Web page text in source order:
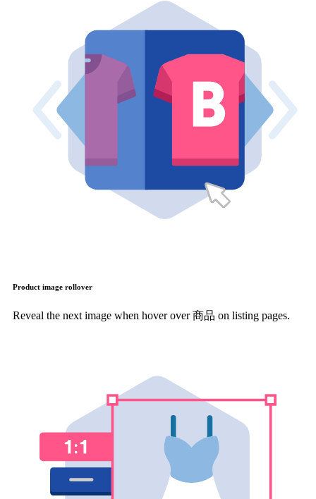
Product image rollover
Reveal the next image when hover over 商品 on listing pages.